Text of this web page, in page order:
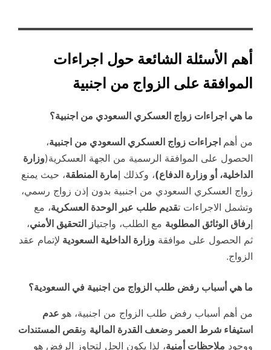
أهم الأسئلة الشائعة حول اجراءات
الموافقة على الزواج من اجنبية
ما هي اجراءات زواج العسكري السعودي من اجنبية؟
من أهم اجراءات زواج العسكري السعودي من اجنبية،
الحصول على الموافقة الرسمية من الجهة العسكرية(وزارة
الداخلية، أو وزارة الدفاع)، وكذلك إمارة المنطقة، حيث يمنع
زواج العسكري السعودي من اجنبية بدون إذن زواج رسمي،
وتشمل الاجراءات تقديم طلب عبر الوحدة العسكرية، مع
إرفاق الوثائق المطلوبة مع الطلب، واجتياز التحقيق الأمني،
ثم الحصول على موافقة وزارة الداخلية السعودية لإتمام عقد
الزواج.
ما هي أسباب رفض طلب الزواج من اجنبية في السعودية؟
من أهم أسباب رفض طلب الزواج من اجنبية، هو عدم
استيفاء شرط العمر وضعف القدرة المالية ونقص المستندات
ووجود ملاحظات أمنية، لذا يكون الحل لتجاوز الرفض هو